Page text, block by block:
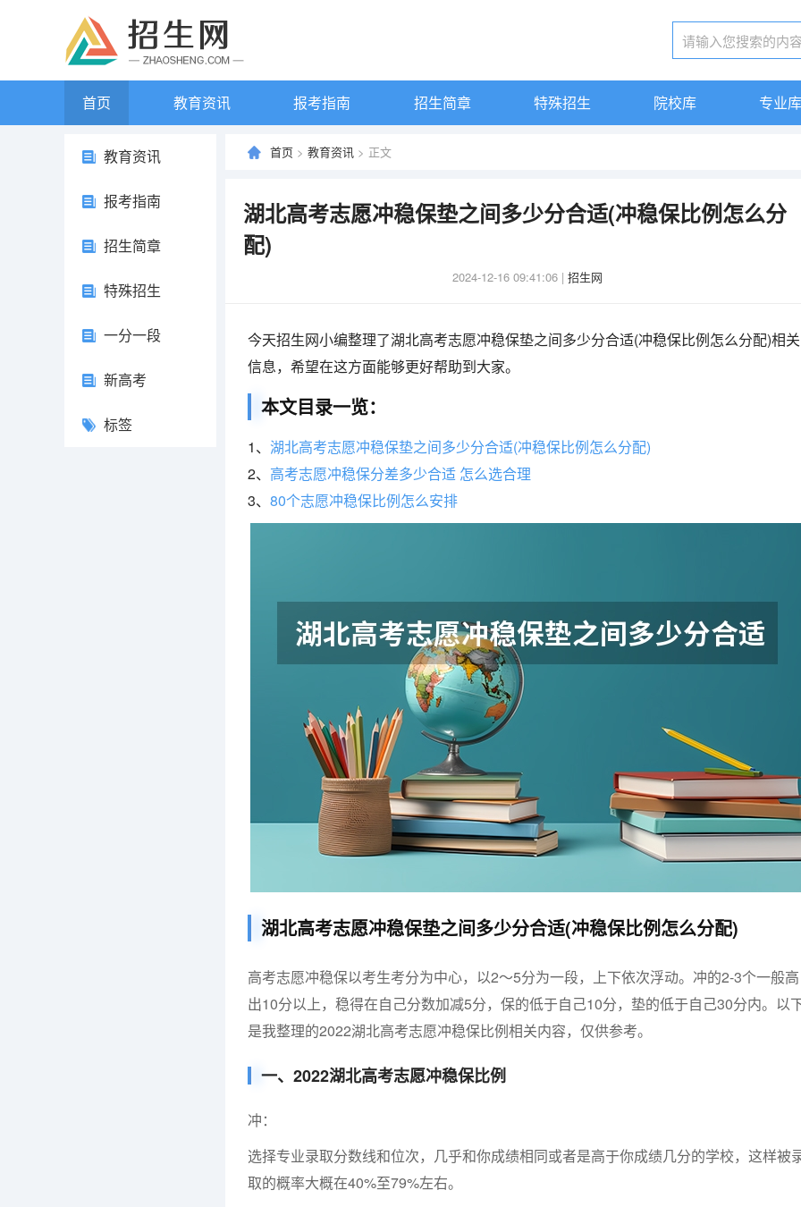
首页 教育资讯 报考指南 招生简章 特殊招生 院校库 专业
教育资讯
报考指南
招生简章
特殊招生
一分一段
新高考
标签
首页 > 教育资讯 > 正文
湖北高考志愿冲稳保垫之间多少分合适(冲稳保比例怎么分
配)
2024-12-16 09:41:06 | 招生网
今天招生网小编整理了湖北高考志愿冲稳保垫之间多少分合适(冲稳保比例怎么分配)相关
信息，希望在这方面能够更好帮助到大家。
本文目录一览：
1、 湖北高考志愿冲稳保垫之间多少分合适(冲稳保比例怎么分配)
2、 高考志愿冲稳保分差多少合适 怎么选合理
3、 80个志愿冲稳保比例怎么安排
湖北高考志愿冲稳保垫之间多少分合适(冲稳保比例怎么分配)
高考志愿冲稳保以考生考分为中心，以2～5分为一段，上下依次浮动。冲的2-3个一般高
出10分以上，稳得在自己分数加减5分，保的低于自己10分，垫的低于自己30分内。以
是我整理的2022湖北高考志愿冲稳保比例相关内容，仅供参考。
一、2022湖北高考志愿冲稳保比例
冲：
选择专业录取分数线和位次，几乎和你成绩相同或者是高于你成绩几分的学校，这样被
取的概率大概在40%至79%左右。